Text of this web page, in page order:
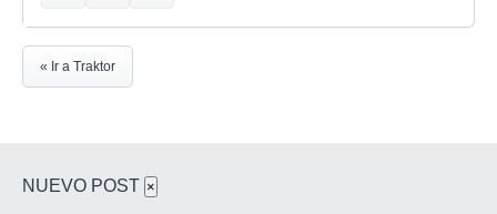
« Ir a Traktor
NUEVO POST ×